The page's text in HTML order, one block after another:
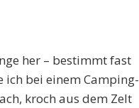
her – bestimmt fast
ich bei einem Camping-
kroch aus dem Zelt